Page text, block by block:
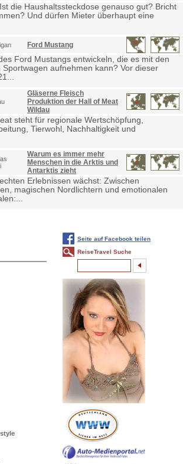
die Haushaltssteckdose genauso gut? Bricht
Und dürfen Mieter überhaupt eine
Ford Mustang
Ford Mustangs entwickeln, die es mit den
Sportwagen aufnehmen kann? Vor dieser
Gläserne Fleisch
Produktion der Hall of Meat
Wildau
steht für regionale Wertschöpfung,
Tierwohl, Nachhaltigkeit und
Warum es immer mehr
Menschen in die Arktis und
Antarktis zieht
Erlebnissen wächst: Zwischen
magischen Nordlichtern und emotionalen
Seite auf Facebook teilen
ReiseTravel Suche